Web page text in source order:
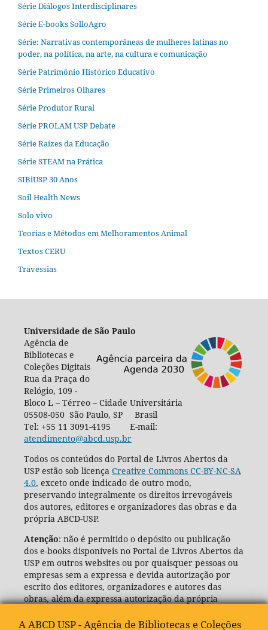
Série Diálogos Interdisciplinares
Série E-books SolloAgro
Série: Narrativas contemporâneas de mulheres latinas no
poder, na política, na arte, na cultura e comunicação
Série Patrimônio Histórico Educativo
Série Primeiros Olhares
Série Produtor Rural
Série PROLAM USP Debate
Série Raízes da Educação
Série STEAM na Prática
SIBiUSP 30 Anos
Soil Health News
Solo vivo
Teorias e Métodos em Melhoramentos Animal
Textos CERU
Travessias
Universidade de São Paulo
Agência de
Bibliotecas e
Coleções Digitais
Rua da Praça do
Relógio, 109 -
Bloco L – Térreo – Cidade Universitária
05508-050 São Paulo, SP Brasil
Tel: +55 11 3091-4195 E-mail:
atendimento@abcd.usp.br
Todos os conteúdos do Portal de Livros Abertos da
USP estão sob licença Creative Commons CC-BY-NC-SA
4.0, exceto onde indicado de outro modo,
preservando integralmente os direitos irrevogáveis
dos autores, editores e organizadores das obras e da
própria ABCD-USP.
Atenção: não é permitido o depósito ou publicação
dos e-books disponíveis no Portal de Livros Abertos da
USP em outros websites ou por quaisquer pessoas ou
empresas sem a expressa e devida autorização por
escrito dos editores, organizadores e autores das
obras, além da expressa autorização da própria
(ABCD-USP).
A ABCD USP - Agência de Bibliotecas e Coleções